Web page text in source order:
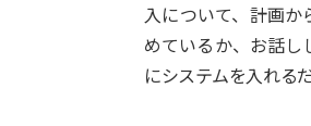
入について、計画
めているか、お話し
にシステムを入れる